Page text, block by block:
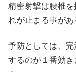
精密射撃は腰椎
れが止まる事があ
予防としては、
するのが１番効